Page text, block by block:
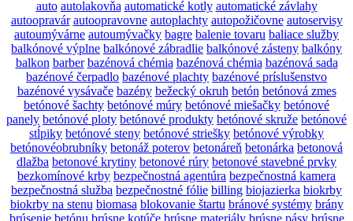
auto autolakovňa automatické kotly automatické závlahy
autoopravár autoopravovne autoplachty autopožičovne autoservisy
autoumývárne autoumývačky bagre balenie tovaru baliace služby
balkónové výplne balkónové zábradlie balkónové zásteny balkóny
balkon barber bazénová chémia bazénová chémia bazénová sada
bazénové čerpadlo bazénové plachty bazénové príslušenstvo
bazénové vysávače bazény bežecký okruh betón betónová zmes
betónové šachty betónové múry betónové miešačky betónové
panely betónové ploty betónové produkty betónové skruže betónové
stĺpiky betónové steny betónové striešky betónové výrobky
betónovéobrubníky betonáž poterov betonáreň betonárka betonová
dlažba betonové krytiny betonové rúry betonové stavebné prvky
bezkomínové krby bezpečnostná agentúra bezpečnostná kamera
bezpečnostná služba bezpečnostné fólie billing biojazierka biokrby
biokrby na stenu biomasa blokovanie štartu bránové systémy brány